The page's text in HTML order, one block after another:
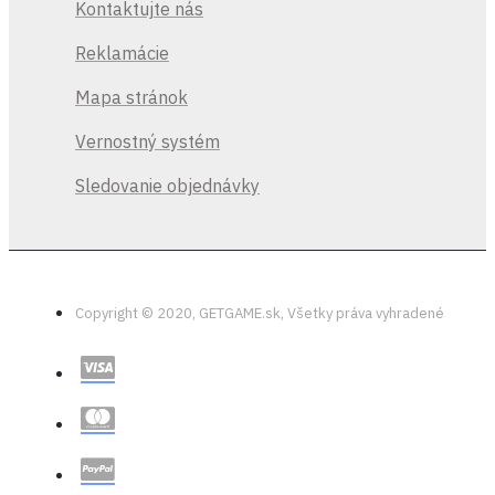
ovládača.
Uprav nastavenie
hlasitosti a výkonu
kompatibilných
televízorov
vstavaného IR
Kontaktujte nás
Reklamácie
Mapa stránok
Vernostný systém
Sledovanie objednávky
Copyright © 2020, GETGAME.sk, Všetky práva vyhradené